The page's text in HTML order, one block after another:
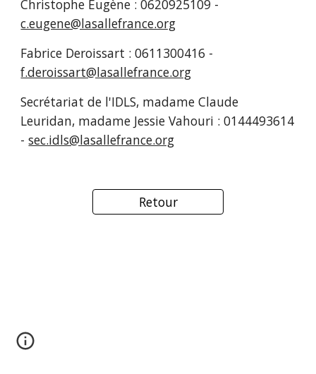
c.eugene@lasallefrance.org
f.deroissart@lasallefrance.org
Secrétariat de l'IDLS, madame Claude
Leuridan, madame Jessie Vahouri : 0144493614
- sec.idls@lasallefrance.org
Retour